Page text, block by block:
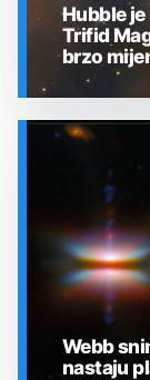
Hubble
Trifid
brzo
Webb
nastaju